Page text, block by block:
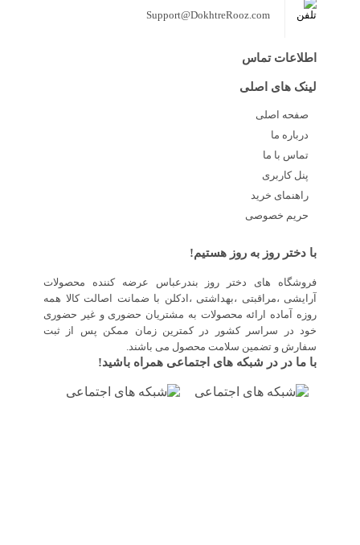
Support@DokhtreRooz.com
اطلاعات تماس
لینک های اصلی
صفحه اصلی
درباره ما
تماس با ما
پنل کاربری
راهنمای خرید
حریم خصوصی
با دختر روز به روز هستیم!
فروشگاه های دختر روز بندرعباس عرضه کننده محصولات
آرایشی ،مراقبتی ،بهداشتی ،ادکلن با ضمانت اصالت کالا همه
روزه آماده ارائه محصولات به مشتریان حضوری و غیر حضوری
خود در سراسر کشور در کمترین زمان ممکن پس از ثبت
سفارش و تضمین سلامت محصول می باشند.
با ما در در شبکه های اجتماعی همراه باشید!